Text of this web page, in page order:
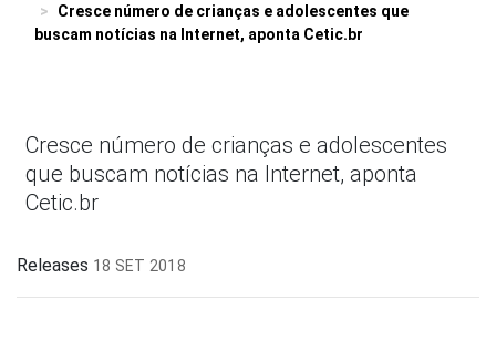
Cresce número de crianças e adolescentes que
buscam notícias na Internet, aponta Cetic.br
Cresce número de crianças e adolescentes
que buscam notícias na Internet, aponta
Cetic.br
Releases 18 SET 2018